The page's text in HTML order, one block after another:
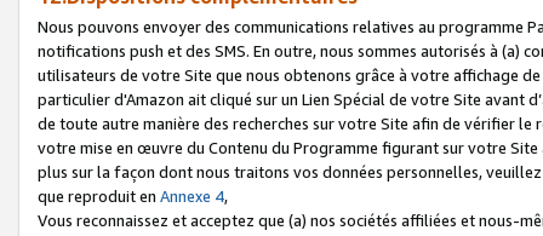
Nous pouvons envoyer des communications relatives au programme
notifications push et des SMS. En outre, nous sommes autorisés à
utilisateurs de votre Site que nous obtenons grâce à votre affichage
particulier d'Amazon ait cliqué sur un Lien Spécial de votre Site avant
de toute autre manière des recherches sur votre Site afin de vérifier
votre mise en œuvre du Contenu du Programme figurant sur votre
plus sur la façon dont nous traitons vos données personnelles,
que reproduit en Annexe 4,
Vous reconnaissez et acceptez que (a) nos sociétés affiliées et nous-